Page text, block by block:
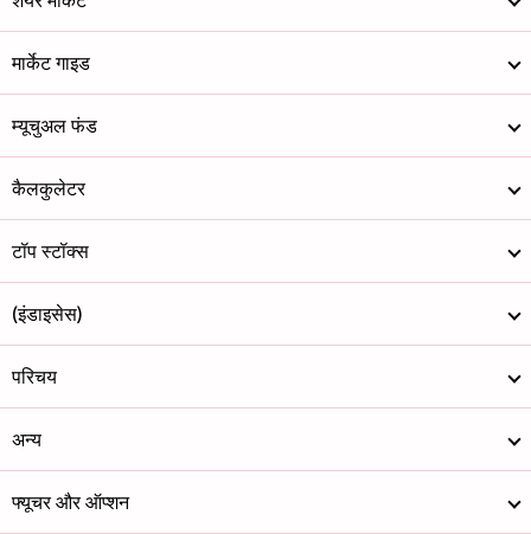
मार्केट गाइड
म्यूचुअल फंड
कैलकुलेटर
टॉप स्टॉक्स
(इंडाइसेस)
परिचय
अन्य
फ्यूचर और ऑप्शन